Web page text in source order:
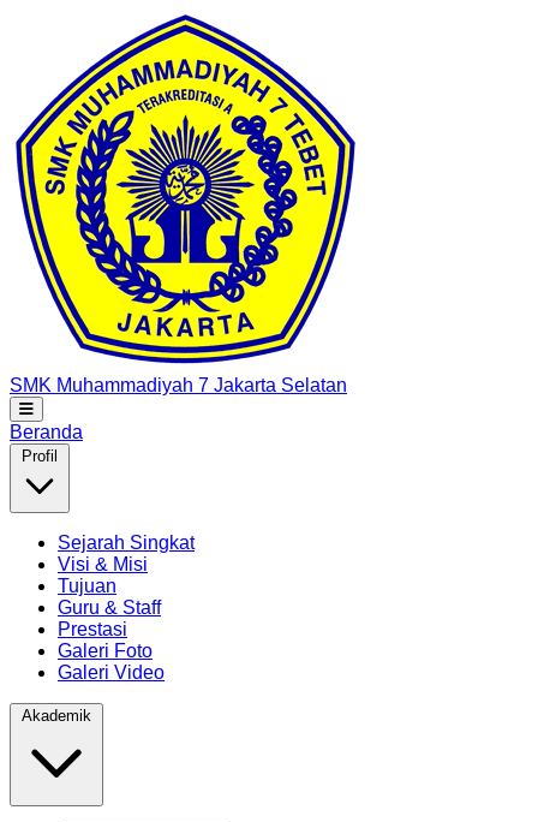
SMK Muhammadiyah 7 Jakarta Selatan
Beranda
Sejarah Singkat
Visi & Misi
Tujuan
Guru & Staff
Prestasi
Galeri Foto
Galeri Video